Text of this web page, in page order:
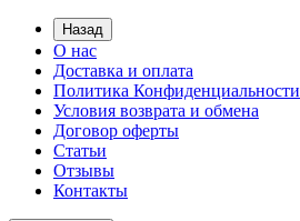
Назад
О нас
Доставка и оплата
Политика Конфиденциальности
Условия возврата и обмена
Договор оферты
Статьи
Отзывы
Контакты